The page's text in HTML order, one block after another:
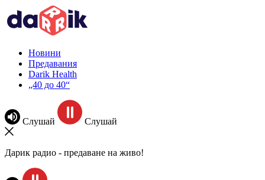
Новини
Предавания
Darik Health
„40 до 40“
Слушай Слушай
Дарик радио - предаване на живо!